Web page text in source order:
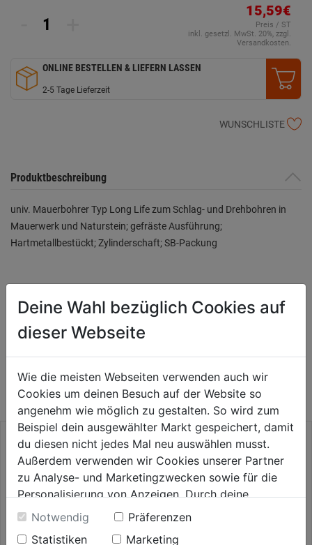
15,59€
Preis / ST
inkl. gesetzl. MwSt. 20%, zzgl.
Versandkosten.
ONLINE BESTELLEN & LIEFERN LASSEN
2-5 Tage Lieferzeit
WUNSCHLISTE
Produktbeschreibung
univ. Mauerbohrer Typ Long Life zum Schlag- und Drehbohren in
Mauerwerk und Naturstein; gefräste Ausführung;
Hartmetallbestückt; Zylinderschaft; SB-Packung
WEITERE PRODUKTE AUS DIESER
KATEGORIE
Deine Wahl bezüglich Cookies auf
dieser Webseite
Wie die meisten Webseiten verwenden auch wir
Cookies um deinen Besuch auf der Website so
angenehm wie möglich zu gestalten. So wird zum
Beispiel dein ausgewählter Markt gespeichert, damit
du diesen nicht jedes Mal neu auswählen musst.
Außerdem verwenden wir Cookies unserer Partner
zu Analyse- und Marketingzwecken sowie für die
Personalisierung von Anzeigen. Durch deine
Einwilligung werden die Daten von Drittanbieter,
unter anderem auch in den USA, verarbeitet.
Notwendig
Präferenzen
Statistiken
Marketing